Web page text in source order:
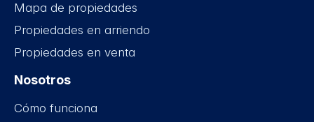
Mapa de propiedades
Propiedades en arriendo
Propiedades en venta
Nosotros
Cómo funciona